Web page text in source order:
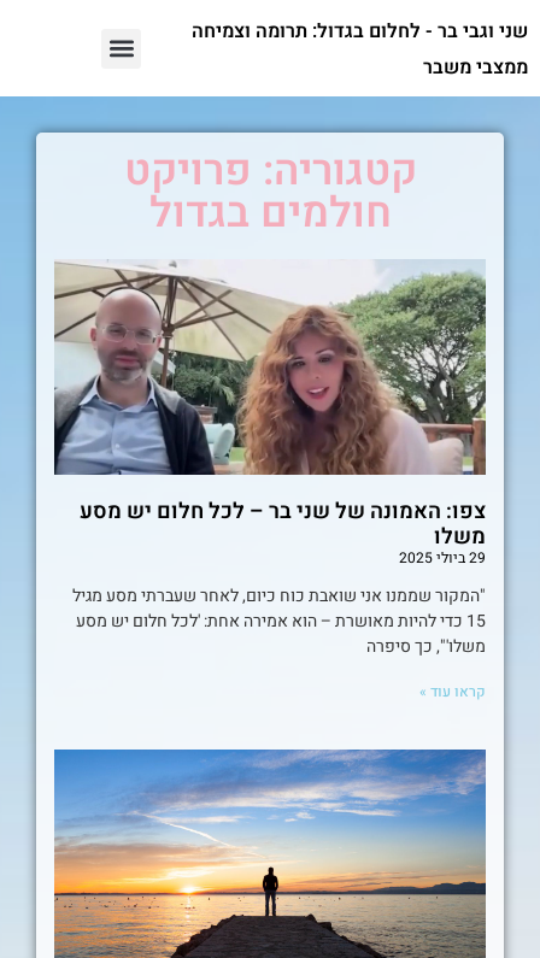
שני וגבי בר - לחלום בגדול: תרומה וצמיחה
ממצבי משבר
קטגוריה: פרויקט
חולמים בגדול
צפו: האמונה של שני בר – לכל חלום יש מסע
משלו
29 ביולי 2025
"המקור שממנו אני שואבת כוח כיום, לאחר שעברתי מסע מגיל
15 כדי להיות מאושרת – הוא אמירה אחת: 'לכל חלום יש מסע
משלו'", כך סיפרה
קראו עוד »